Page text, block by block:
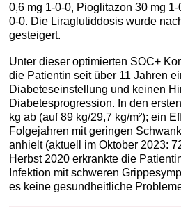
0,6 mg 1-0-0, Pioglitazon 30 mg
0-0. Die Liraglutiddosis wurde
gesteigert.
Unter dieser optimierten SOC+
die Patientin seit über 11 Jahren
Diabeteseinstellung und keinen
Diabetesprogression. In den
kg ab (auf 89 kg/29,7 kg/m²); ein
Folgejahren mit geringen
anhielt (aktuell im Oktober 2023:
Herbst 2020 erkrankte die
Infektion mit schweren
es keine gesundheitliche